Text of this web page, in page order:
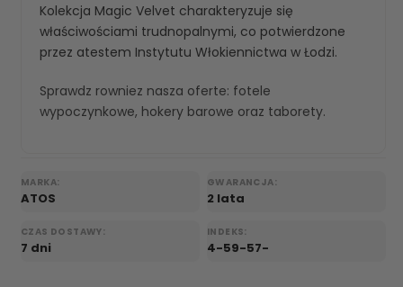
Kolekcja Magic Velvet charakteryzuje się
właściwościami trudnopalnymi, co potwierdzone
przez atestem Instytutu Włokiennictwa w Łodzi.
Sprawdz rowniez nasza oferte: fotele
wypoczynkowe, hokery barowe oraz taborety.
MARKA:
ATOS
GWARANCJA:
2 lata
CZAS DOSTAWY:
7 dni
INDEKS:
4-59-57-